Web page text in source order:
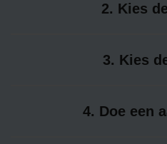
2. Kies
3. Kies
4. Doe een